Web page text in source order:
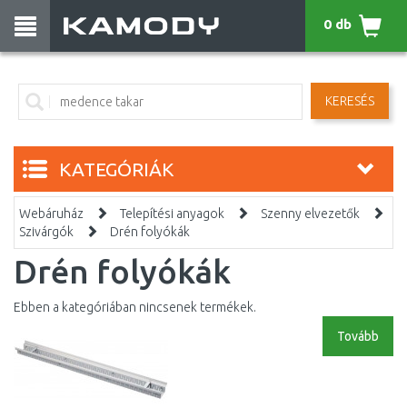
KERESÉS
0 db
KATEGÓRIÁK
Webáruház Telepítési anyagok
Szenny elvezetők
Szivárgók
Drén folyókák
Drén folyókák
Ebben a kategóriában nincsenek termékek.
Tovább